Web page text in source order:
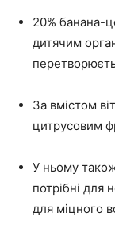
20% банана-
дитячим
За вмістом
цитрусовим
У ньому також
потрібні для
для міцного